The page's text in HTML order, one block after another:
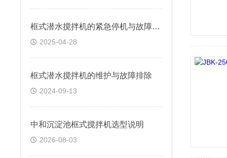
框式潜水搅拌机的紧急停机与故障处理
2025-04-28
框式潜水搅拌机的维护与故障排除
2024-09-13
中和沉淀池框式搅拌机选型说明
2026-08-03